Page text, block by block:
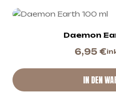
Daemon
6,95 €
IN DEN